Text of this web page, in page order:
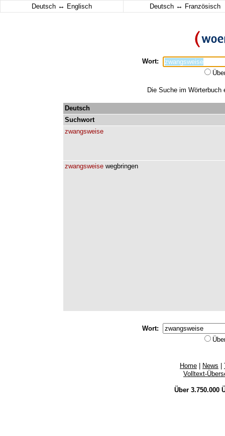
Deutsch ↔ Englisch Deutsch ↔ Französisch
Wort:
Die Suche im Wörterbuch
Deutsch
Suchwort
zwangsweise
zwangsweise wegbringen
Wort:
Home News
Volltext-
Über 3.750.000